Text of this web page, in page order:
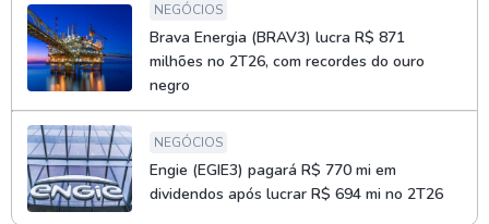
NEGÓCIOS
Brava Energia (BRAV3) lucra R$ 871
milhões no 2T26, com recordes do ouro
negro
NEGÓCIOS
Engie (EGIE3) pagará R$ 770 mi em
dividendos após lucrar R$ 694 mi no 2T26